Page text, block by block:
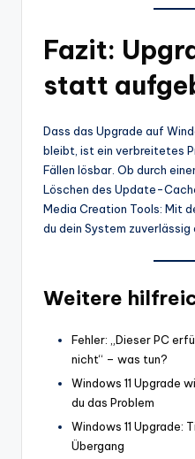
Fazit:
statt
Dass das Upgrade auf
bleibt, ist ein verbreitetes
Fällen lösbar. Ob durch
Löschen des Update-
Media Creation Tools: Mit
du dein System zuverlässig
Weitere
Fehler: „Dieser PC
nicht“ – was tun?
Windows 11 Upgrade
du das Problem
Windows 11 Upgrade:
Übergang